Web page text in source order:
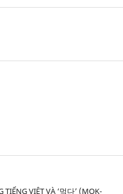
VIỆT VÀ ‘먹다’ (MOK-